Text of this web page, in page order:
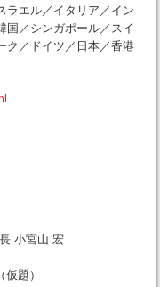
ラエル／イタリア／イン
国／シンガポール／スイ
ク／ドイツ／日本／香港
宮山 宏
題）